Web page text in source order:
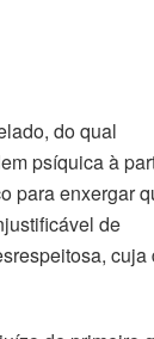
do qual
psíquica à
para enxergar
de
cuja